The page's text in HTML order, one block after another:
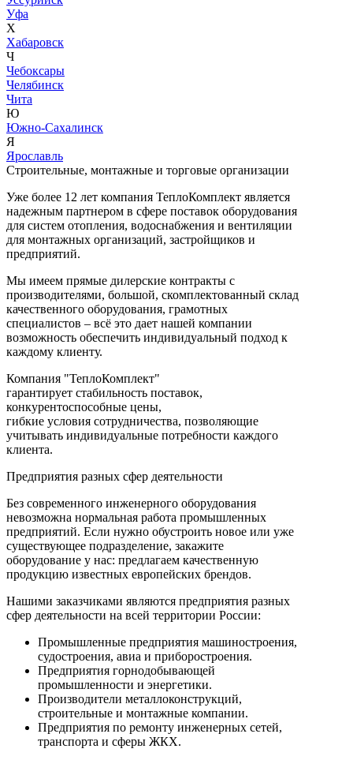
Уфа
Х
Хабаровск
Ч
Чебоксары
Челябинск
Чита
Ю
Южно-Сахалинск
Я
Ярославль
Строительные, монтажные и торговые организации
Уже более 12 лет компания ТеплоКомплект является
надежным партнером в сфере поставок оборудования
для систем отопления, водоснабжения и вентиляции
для монтажных организаций, застройщиков и
предприятий.
Мы имеем прямые дилерские контракты с
производителями, большой, скомплектованный склад
качественного оборудования, грамотных
специалистов – всё это дает нашей компании
возможность обеспечить индивидуальный подход к
каждому клиенту.
Компания "ТеплоКомплект"
гарантирует стабильность поставок,
конкурентоспособные цены,
гибкие условия сотрудничества, позволяющие
учитывать индивидуальные потребности каждого
клиента.
Предприятия разных сфер деятельности
Без современного инженерного оборудования
невозможна нормальная работа промышленных
предприятий. Если нужно обустроить новое или уже
существующее подразделение, закажите
оборудование у нас: предлагаем качественную
продукцию известных европейских брендов.
Нашими заказчиками являются предприятия разных
сфер деятельности на всей территории России:
Промышленные предприятия машиностроения,
судостроения, авиа и приборостроения.
Предприятия горнодобывающей
промышленности и энергетики.
Производители металлоконструкций,
строительные и монтажные компании.
Предприятия по ремонту инженерных сетей,
транспорта и сферы ЖКХ.